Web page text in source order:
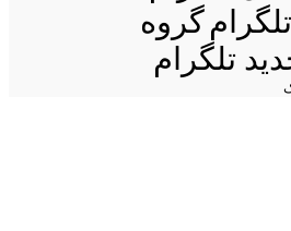
گروه
تلگرام